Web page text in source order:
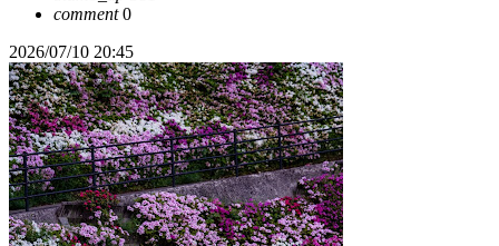
comment0
2026/07/10 20:45